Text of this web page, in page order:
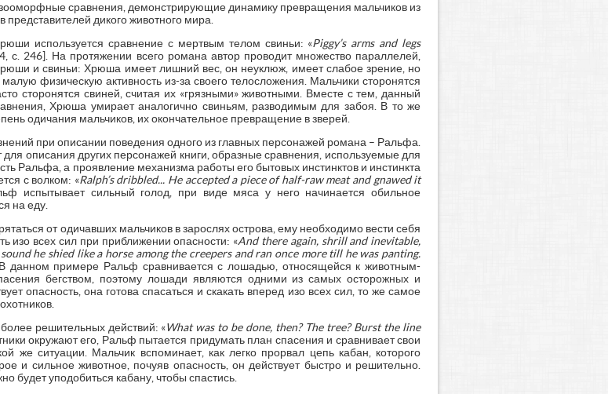
зооморфные сравнения, демонстрирующие динамику превращения мальчиков из
дикого животного мира.
используется сравнение с мертвым телом свиньи: «Piggy’s arms and legs
с. 246]. На протяжении всего романа автор проводит множество параллелей,
и свиньи: Хрюша имеет лишний вес, он неуклюж, имеет слабое зрение, но
физическую активность из-за своего телосложения. Мальчики сторонятся
сторонятся свиней, считая их «грязными» животными. Вместе с тем, данный
Хрюша умирает аналогично свиньям, разводимым для забоя. В то же
одичания мальчиков, их окончательное превращение в зверей.
при описании поведения одного из главных персонажей романа – Ральфа.
описания других персонажей книги, образные сравнения, используемые для
Ральфа, а проявление механизма работы его бытовых инстинктов и инстинкта
с волком: «Ralph’s dribbled... He accepted a piece of half-raw meat and gnawed it
испытывает сильный голод, при виде мяса у него начинается обильное
на еду.
от одичавших мальчиков в зарослях острова, ему необходимо вести себя
изо всех сил при приближении опасности: «And there again, shrill and inevitable,
he shied like a horse among the creepers and ran once more till he was panting.
данном примере Ральф сравнивается с лошадью, относящейся к животным-
бегством, поэтому лошади являются одними из самых осторожных и
опасность, она готова спасаться и скакать вперед изо всех сил, то же самое
решительных действий: «What was to be done, then? The tree? Burst the line
окружают его, Ральф пытается придумать план спасения и сравнивает свои
же ситуации. Мальчик вспоминает, как легко прорвал цепь кабан, которого
и сильное животное, почуяв опасность, он действует быстро и решительно.
будет уподобиться кабану, чтобы спастись.